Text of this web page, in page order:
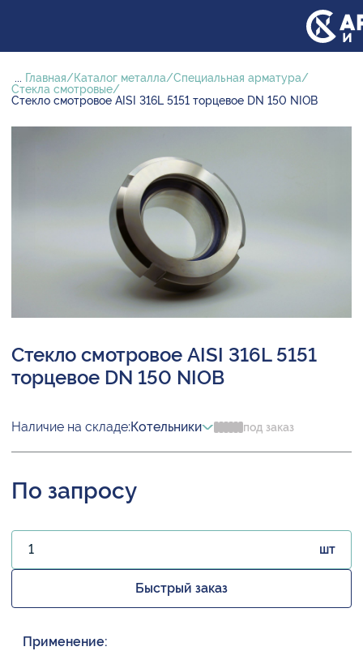
... Главная Каталог металла
Специальная арматура
Стекла смотровые
Стекло смотровое AISI 316L 5151 торцевое DN 150 NIOB
Стекло смотровое AISI 316L 5151
торцевое DN 150 NIOB
Наличие на складе:Котельники под заказ
По запросу
шт
Быстрый заказ
Применение: